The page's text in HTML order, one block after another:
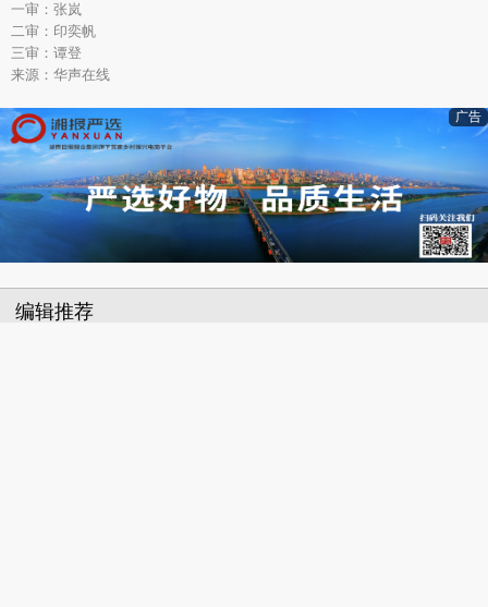
一审：张岚
二审：印奕帆
三审：谭登
来源：华声在线
广告
编辑推荐